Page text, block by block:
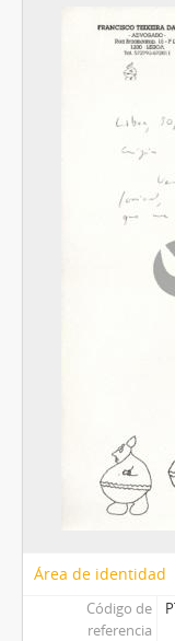
Área de identidad
Código de
referencia